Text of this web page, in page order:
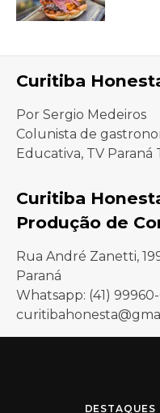
Curitiba
Por Sergio Medeiros
Colunista de
Educativa, TV Paraná
Curitiba
Produção de
Rua André Zanetti,
Paraná
Whatsapp: (41) 99960-
DESTAQUES